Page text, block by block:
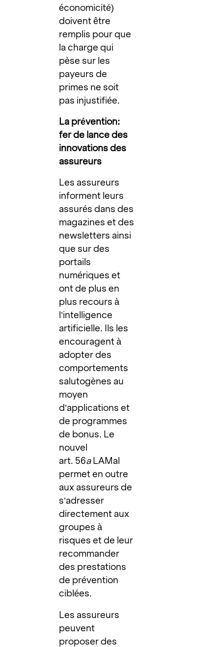
économicité)
doivent être
remplis pour que
la charge qui
pèse sur les
payeurs de
primes ne soit
pas injustifiée.
La prévention:
fer de lance des
innovations des
assureurs
Les assureurs
informent leurs
assurés dans des
magazines et des
newsletters ainsi
que sur des
portails
numériques et
ont de plus en
plus recours à
l’intelligence
artificielle. Ils les
encouragent à
adopter des
comportements
salutogènes au
moyen
d’applications et
de programmes
de bonus. Le
nouvel
art. 56aLAMal
permet en outre
aux assureurs de
s’adresser
directement aux
groupes à
risques et de leur
recommander
des prestations
de prévention
ciblées.
Les assureurs
peuvent
proposer des